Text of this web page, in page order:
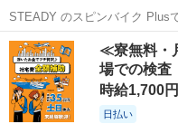
STEADY のスピンバイク Plus
すが、ウォーキングに移行し
範囲で清掃をしてから受け渡
は御遠慮ください。 また...
福島 郡山市 郡山駅
STEADY
≪寮無料・
場での検査
時給1,700円
日払い